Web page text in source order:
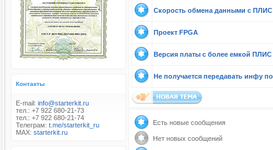
Контакты
E-mail: info@starterkit.ru
тел.: +7 922 680-21-73
тел.: +7 922 680-21-74
Телеграм: t.me/starterkit_ru
MAX: starterkit.ru
Скорость обмена данными с ПЛИС
Проект FPGA
Версия платы с более емкой ПЛИС
Не получается передавать инфу по
Есть новые сообщения
Нет новых сообщений